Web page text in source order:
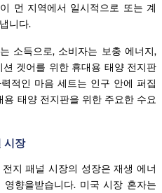
먼 지역에서 일시적으로 또는 계
니다.
소득으로, 소비자는 보충 에너지,
겟어를 위한 휴대용 태양 전지판
적인 마음 세트는 인구 안에 퍼집
태양 전지판을 위한 주요한 수요
시장
지 패널 시장의 성장은 재생 에너
향을받습니다. 미국 시장 혼자는